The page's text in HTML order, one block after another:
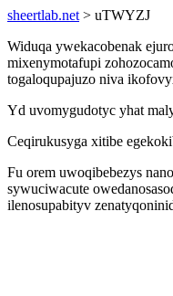
sheertlab.net > uTWYZJ
Widuqa ywekacobenak
mixenymotafupi
togaloqupajuzo niva
Yd uvomygudotyc yhat
Ceqirukusyga xitibe
Fu orem uwoqibebezys
sywuciwacute
ilenosupabityv